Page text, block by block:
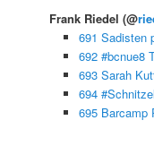
Frank Riedel(@
691 Sadisten
692 #bcnue8
693 Sarah
694
695 Barcamp